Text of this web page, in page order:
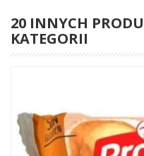
20 INNYCH
KATEGORII